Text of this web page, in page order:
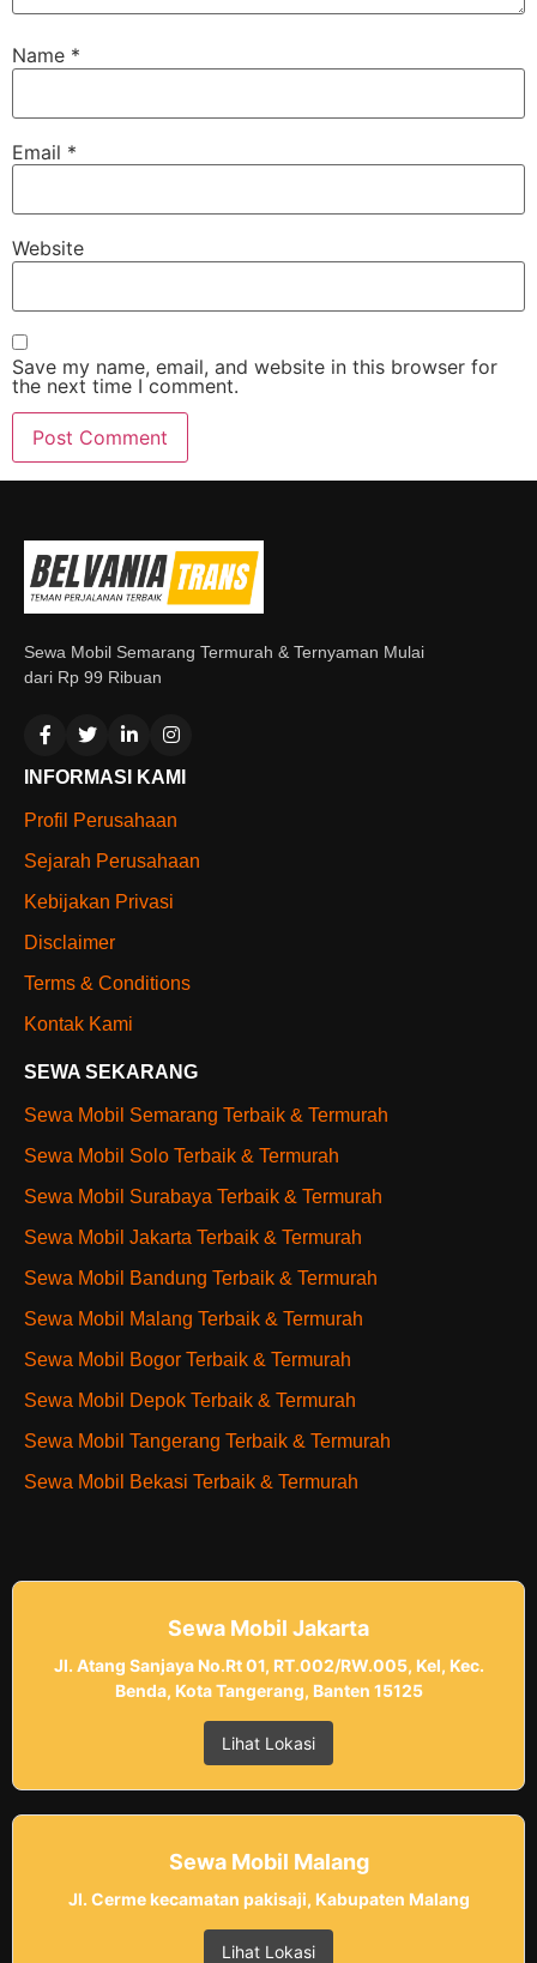
Name *
Email *
Website
Save my name, email, and website in this browser for
the next time I comment.
Sewa Mobil Semarang Termurah & Ternyaman Mulai
dari Rp 99 Ribuan
INFORMASI KAMI
Profil Perusahaan
Sejarah Perusahaan
Kebijakan Privasi
Disclaimer
Terms & Conditions
Kontak Kami
SEWA SEKARANG
Sewa Mobil Semarang Terbaik & Termurah
Sewa Mobil Solo Terbaik & Termurah
Sewa Mobil Surabaya Terbaik & Termurah
Sewa Mobil Jakarta Terbaik & Termurah
Sewa Mobil Bandung Terbaik & Termurah
Sewa Mobil Malang Terbaik & Termurah
Sewa Mobil Bogor Terbaik & Termurah
Sewa Mobil Depok Terbaik & Termurah
Sewa Mobil Tangerang Terbaik & Termurah
Sewa Mobil Bekasi Terbaik & Termurah
Sewa Mobil Jakarta
Jl. Atang Sanjaya No.Rt 01, RT.002/RW.005, Kel, Kec.
Benda, Kota Tangerang, Banten 15125
Lihat Lokasi
Sewa Mobil Malang
Jl. Cerme kecamatan pakisaji, Kabupaten Malang
Lihat Lokasi